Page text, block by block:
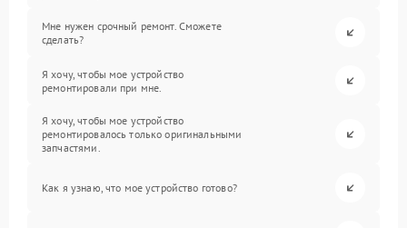
Мне нужен срочный ремонт. Сможете
сделать?
Я хочу, чтобы мое устройство
ремонтировали при мне.
Я хочу, чтобы мое устройство
ремонтировалось только оригинальными
запчастями.
Как я узнаю, что мое устройство готово?